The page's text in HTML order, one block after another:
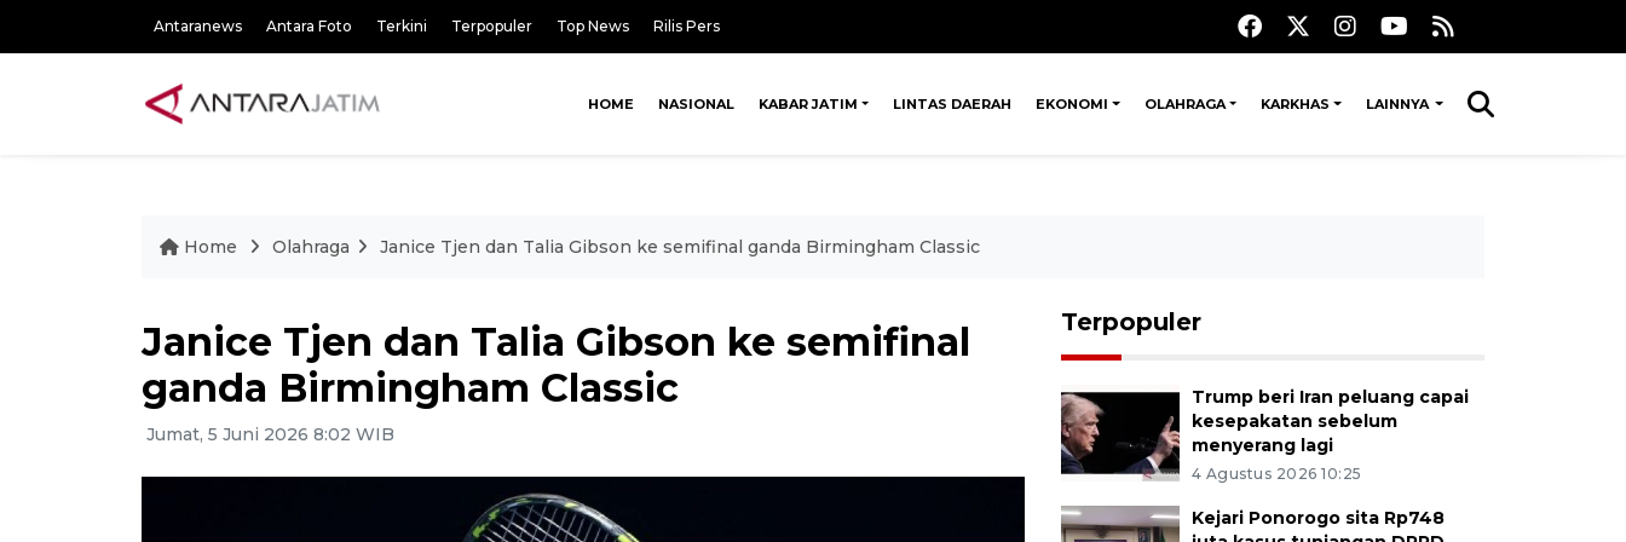
Antaranews Antara Foto Terkini Terpopuler Top News Rilis Pers
HOME NASIONAL KABAR JATIM LINTAS DAERAH EKONOMI OLAHRAGA KARKHAS LAINNYA
Home Olahraga Janice Tjen dan Talia Gibson ke semifinal ganda Birmingham Classic
Janice Tjen dan Talia Gibson ke semifinal
ganda Birmingham Classic
Jumat, 5 Juni 2026 8:02 WIB
Terpopuler
Trump beri Iran peluang capai
kesepakatan sebelum
menyerang lagi
4 Agustus 2026 10:25
Kejari Ponorogo sita Rp748